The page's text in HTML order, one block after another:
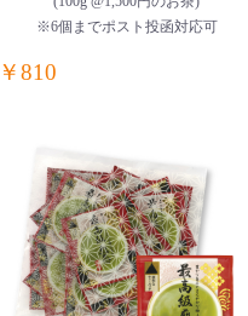
※6個までポスト投函対応可
￥810